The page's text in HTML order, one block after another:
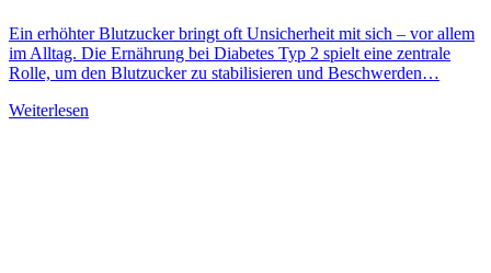
Ein erhöhter Blutzucker bringt oft Unsicherheit mit sich – vor allem
im Alltag. Die Ernährung bei Diabetes Typ 2 spielt eine zentrale
Rolle, um den Blutzucker zu stabilisieren und Beschwerden…
Weiterlesen